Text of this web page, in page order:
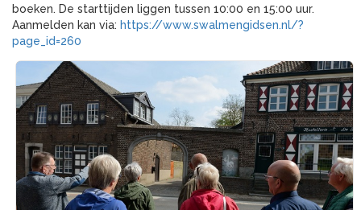
boeken. De starttijden liggen tussen 10:00 en 15:00 uur.
Aanmelden kan via: https://www.swalmengidsen.nl/?
page_id=260